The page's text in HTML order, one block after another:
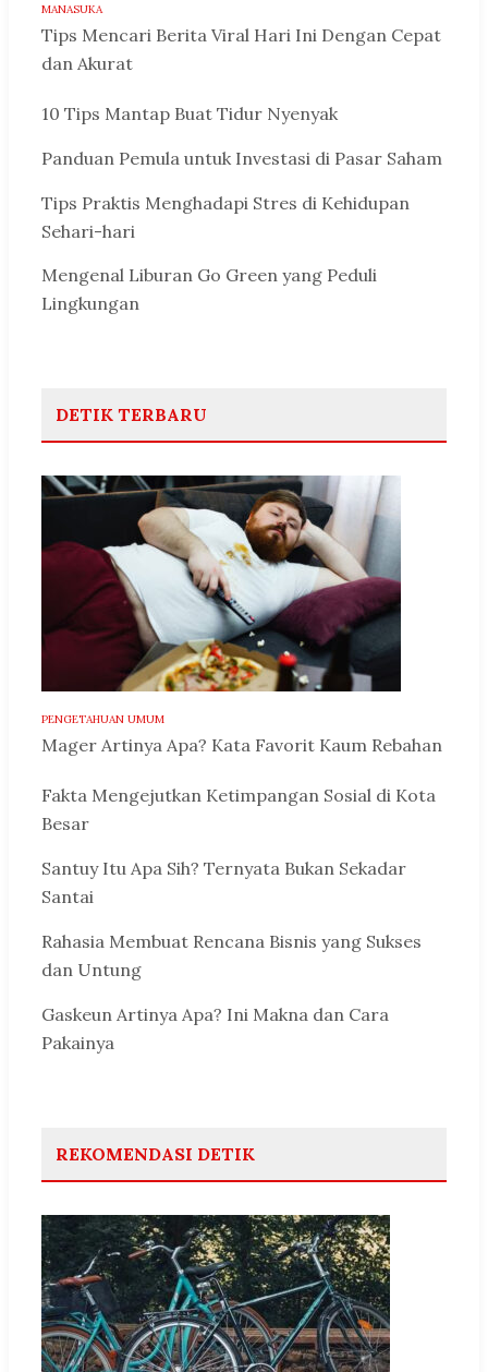
MANASUKA
Tips Mencari Berita Viral Hari Ini Dengan Cepat
dan Akurat
10 Tips Mantap Buat Tidur Nyenyak
Panduan Pemula untuk Investasi di Pasar Saham
Tips Praktis Menghadapi Stres di Kehidupan
Sehari-hari
Mengenal Liburan Go Green yang Peduli
Lingkungan
DETIK TERBARU
PENGETAHUAN UMUM
Mager Artinya Apa? Kata Favorit Kaum Rebahan
Fakta Mengejutkan Ketimpangan Sosial di Kota
Besar
Santuy Itu Apa Sih? Ternyata Bukan Sekadar
Santai
Rahasia Membuat Rencana Bisnis yang Sukses
dan Untung
Gaskeun Artinya Apa? Ini Makna dan Cara
Pakainya
REKOMENDASI DETIK